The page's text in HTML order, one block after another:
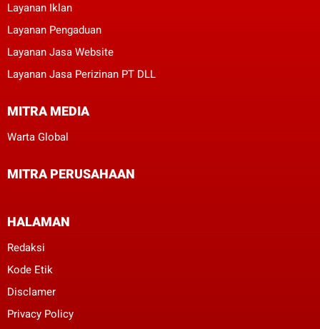
Layanan Iklan
Layanan Pengaduan
Layanan Jasa Website
Layanan Jasa Perizinan PT DLL
MITRA MEDIA
Warta Global
MITRA PERUSAHAAN
HALAMAN
Redaksi
Kode Etik
Disclamer
Privacy Policy